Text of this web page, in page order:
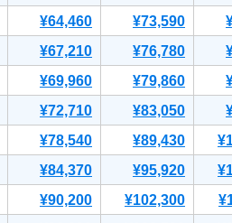
¥64,460 ¥73,590
¥67,210 ¥76,780
¥69,960 ¥79,860
¥72,710 ¥83,050
¥78,540 ¥89,430
¥84,370 ¥95,920
¥90,200 ¥102,300